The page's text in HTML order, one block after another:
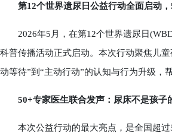
第12个世界遗尿日公益行动全面启动
2026年5月，在第12个世界遗尿日
科普传播活动正式启动。本次行动聚焦儿
动等待”到“主动行动”的认知与行为升级，
50+专家医生联合发声：尿床不是孩子
本次公益行动的最大亮点，是全国超过